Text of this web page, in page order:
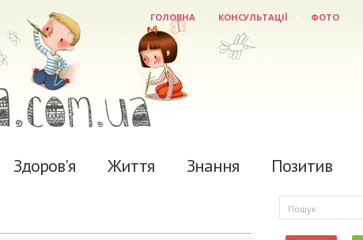
ГОЛОВНА КОНСУЛЬТАЦІЇ ФОТО
Здоров'я Життя Знання Позитив
Пошук